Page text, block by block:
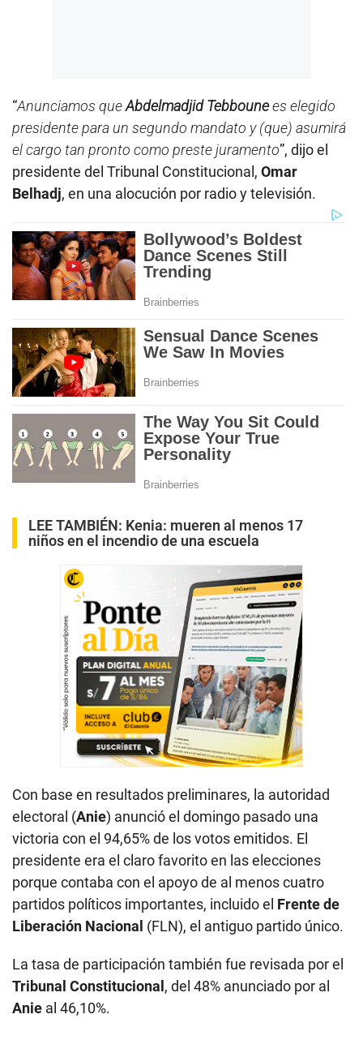
“Anunciamos queAbdelmadjid Tebbounees elegido
presidente para un segundo mandato y (que) asumirá
el cargo tan pronto como preste juramento”, dijo el
presidente del Tribunal Constitucional, Omar
Belhadj, en una alocución por radio y televisión.
LEE TAMBIÉN: Kenia: mueren al menos 17
niños en el incendio de una escuela
Con base en resultados preliminares, la autoridad
electoral (Anie) anunció el domingo pasado una
victoria con el 94,65% de los votos emitidos. El
presidente era el claro favorito en las elecciones
porque contaba con el apoyo de al menos cuatro
partidos políticos importantes, incluido el Frente de
Liberación Nacional (FLN), el antiguo partido único.
La tasa de participación también fue revisada por el
Tribunal Constitucional, del 48% anunciado por al
Anie al 46,10%.